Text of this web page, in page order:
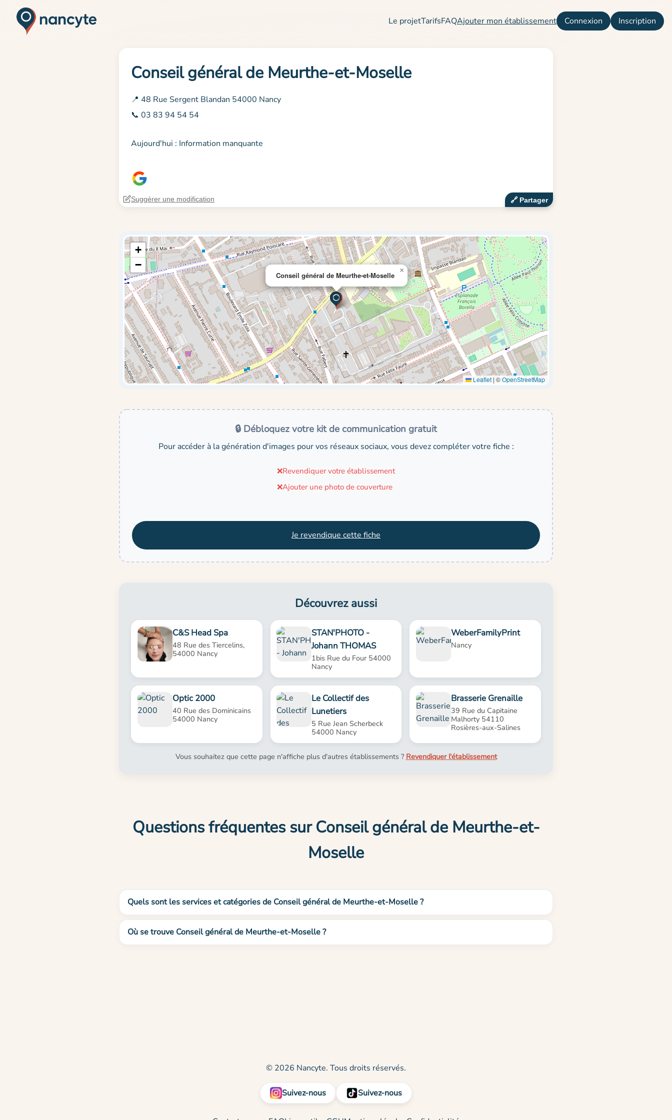
Le projetTarifsFAQAjouter mon établissement Connexion Inscription
Conseil général de Meurthe-et-Moselle
📍 48 Rue Sergent Blandan 54000 Nancy
📞 03 83 94 54 54
Aujourd'hui : Information manquante
🔗‍️ Partager
Suggérer une modification
Conseil général de Meurthe-et-Moselle
×
+
−
Leaflet | ©OpenStreetMap
🔒 Débloquez votre kit de communication gratuit
Pour accéder à la génération d'images pour vos réseaux sociaux, vous devez compléter votre fiche :
❌Revendiquer votre établissement
❌Ajouter une photo de couverture
Je revendique cette fiche
Découvrez aussi
C&S Head Spa
48 Rue des Tiercelins,
54000 Nancy
STAN'PHOTO -
Johann THOMAS
1bis Rue du Four 54000
Nancy
WeberFamilyPrint
Nancy
Optic 2000
40 Rue des Dominicains
54000 Nancy
Le Collectif des
Lunetiers
5 Rue Jean Scherbeck
54000 Nancy
Brasserie Grenaille
39 Rue du Capitaine
Malhorty 54110
Rosières-aux-Salines
Vous souhaitez que cette page n'affiche plus d'autres établissements ? Revendiquer l'établissement
Questions fréquentes sur Conseil général de Meurthe-et-
Moselle
Quels sont les services et catégories de Conseil général de Meurthe-et-Moselle ?
Où se trouve Conseil général de Meurthe-et-Moselle ?
© 2026 Nancyte. Tous droits réservés.
Suivez-nous Suivez-nous